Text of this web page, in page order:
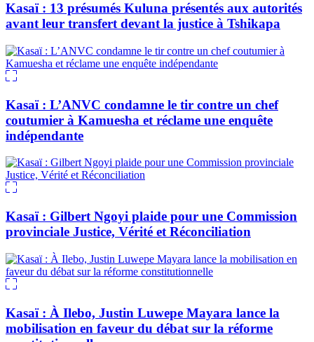
Kasaï : 13 présumés Kuluna présentés aux autorités
avant leur transfert devant la justice à Tshikapa
Kasaï : L’ANVC condamne le tir contre un chef
coutumier à Kamuesha et réclame une enquête
indépendante
Kasaï : Gilbert Ngoyi plaide pour une Commission
provinciale Justice, Vérité et Réconciliation
Kasaï : À Ilebo, Justin Luwepe Mayara lance la
mobilisation en faveur du débat sur la réforme